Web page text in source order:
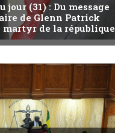
jour (31) : Du message
de Glenn Patrick
martyr de la république